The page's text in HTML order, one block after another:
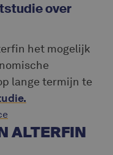
over
het mogelijk
lange termijn te
ALTERFIN